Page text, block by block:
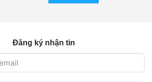
Đăng ký nhận tin